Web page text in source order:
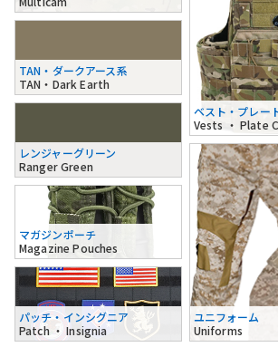
TAN・ダークアース系
TAN・Dark Earth
レンジャーグリーン
Ranger Green
ベスト・プレー
Vests ・ Plate
マガジンポーチ
Magazine Pouches
パッチ・インシグニア
Patch ・ Insignia
ユニフォーム
Uniforms